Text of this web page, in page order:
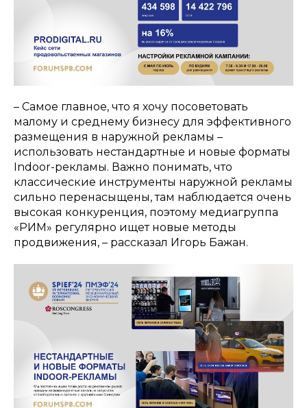
– Самое главное, что я хочу посоветовать
малому и среднему бизнесу для эффективного
размещения в наружной рекламы –
использовать нестандартные и новые форматы
Indoor-рекламы. Важно понимать, что
классические инструменты наружной рекламы
сильно перенасыщены, там наблюдается очень
высокая конкуренция, поэтому медиагруппа
«РИМ» регулярно ищет новые методы
продвижения, – рассказал Игорь Бажан.